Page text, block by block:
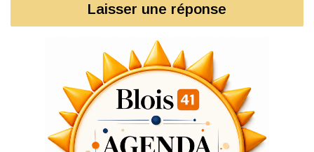
Laisser une réponse